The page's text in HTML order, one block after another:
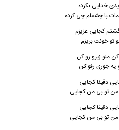
خدایی نکرده
با چشمام چی کرده
کجایی عزیزم
تو خونت بریزم
کن منو زیرو رو کن
یه جوری رفو کن
دقیقا کجایی
من تو بی من کجایی
دقیقا کجایی
من تو بی من کجایی